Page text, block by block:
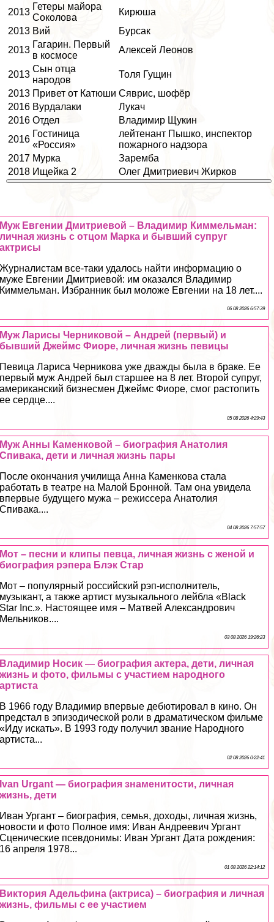
2013
Гетеры майора
Соколова
Кирюша
2013 Вий
Бурсак
2013
Гагарин. Первый
в космосе
Алексей Леонов
2013
Сын отца
народов
Толя Гущин
2013 Привет от Катюши Сяврис, шофёр
2016 Вурдалаки
Лукач
2016 Отдел
Владимир Щукин
2016
Гостиница
«Россия»
лейтенант Пышко, инспектор
пожарного надзора
2017 Мурка
Заремба
2018 Ищейка 2 Олег Дмитриевич Жирков
Муж Евгении Дмитриевой – Владимир Киммельман:
личная жизнь с отцом Марка и бывший супруг
актрисы
Журналистам все-таки удалось найти информацию о
муже Евгении Дмитриевой: им оказался Владимир
Киммельман. Избранник был моложе Евгении на 18 лет....
06 08 2026 6:57:39
Муж Ларисы Черниковой – Андрей (первый) и
бывший Джеймс Фиоре, личная жизнь певицы
Певица Лариса Черникова уже дважды была в бpaке. Ее
первый муж Андрей был старшее на 8 лет. Второй супруг,
американский бизнесмен Джеймс Фиоре, смог растопить
ее сердце....
05 08 2026 4:29:43
Муж Анны Каменковой – биография Анатолия
Спивака, дети и личная жизнь пары
После окончания училища Анна Каменкова стала
работать в театре на Малой Бронной. Там она увидела
впервые будущего мужа – режиссера Анатолия
Спивака....
04 08 2026 7:57:57
Мот – песни и клипы певца, личная жизнь с женой и
биография рэпера Блэк Стар
Мот – популярный российский рэп-исполнитель,
музыкант, а также артист музыкального лейбла «Black
Star Inc.». Настоящее имя – Матвей Александрович
Мельников....
03 08 2026 19:26:23
Владимир Носик — биография актера, дети, личная
жизнь и фото, фильмы с участием народного
артиста
В 1966 году Владимир впервые дебютировал в кино. Он
предстал в эпизодической роли в драматическом фильме
«Иду искать». В 1993 году получил звание Народного
артиста...
02 08 2026 0:22:41
Ivan Urgant — биография знаменитости, личная
жизнь, дети
Иван Ургант – биография, семья, доходы, личная жизнь,
новости и фото Полное имя: Иван Андреевич Ургант
Сценические псевдонимы: Иван Ургант Дата рождения:
16 апреля 1978...
01 08 2026 22:14:12
Виктория Адельфина (актриса) – биография и личная
жизнь, фильмы с ее участием